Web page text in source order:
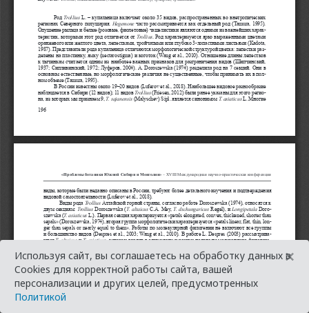
Используя сайт, вы соглашаетесь на обработку данных в
Cookies для корректной работы сайта, вашей
персонализации и других целей, предусмотренных
Политикой
×